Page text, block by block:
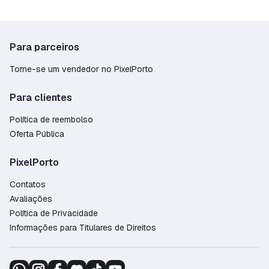
confirmação do pagamento;
em cada recarga de State of Survival;
orientações de recarga;
Variedade de métodos de pagamento para
maior conveniência;
crédito imediato na conta.
o servidor no State of Survival hoje mesmo.
Para parceiros
Torne-se um vendedor no PixelPorto
Para clientes
Política de reembolso
Oferta Pública
PixelPorto
Contatos
Avaliações
Política de Privacidade
Informações para Titulares de Direitos